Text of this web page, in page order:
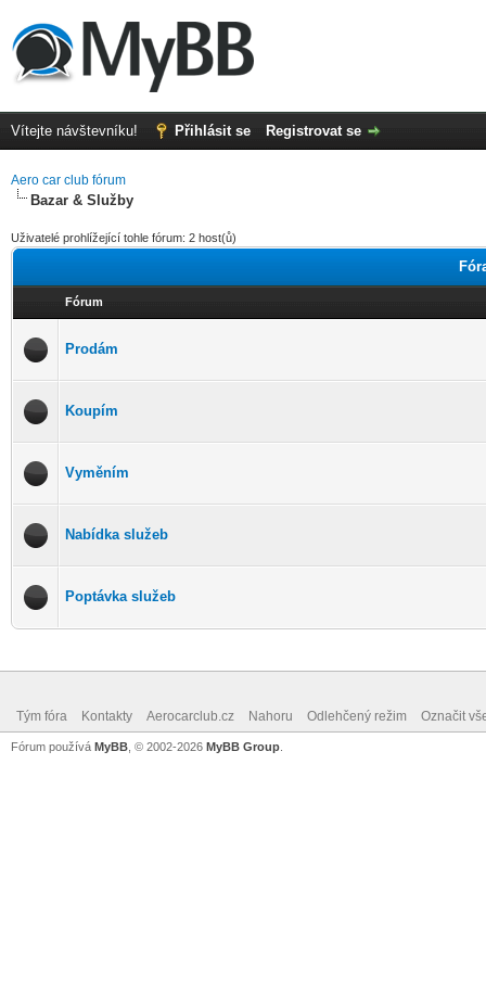
Vítejte návštevníku! Přihlásit se Registrovat se
Aero car club fórum
Bazar & Služby
Uživatelé prohlížející tohle fórum: 2 host(ů)
Fórum
Prodám
Koupím
Vyměním
Nabídka služeb
Poptávka služeb
Tým fóra Kontakty Aerocarclub.cz Nahoru Odlehčený režim Označit
Fórum používá MyBB , © 2002-2026 MyBB Group